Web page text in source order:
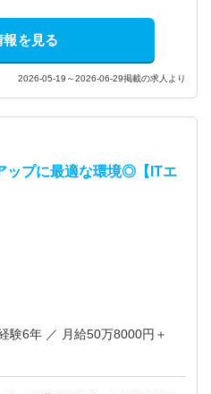
を見る
2026-05-19～2026-06-29掲載の求人より
ップに最適な環境◎【ITエ